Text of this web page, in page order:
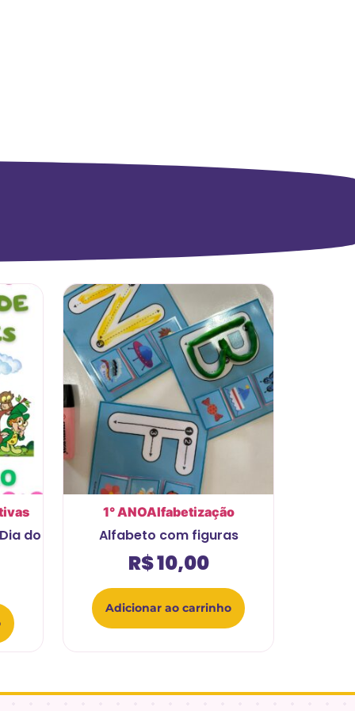
do
1° ANOAlfabetização
Alfabeto com figuras
R$10,00
Adicionar ao carrinho